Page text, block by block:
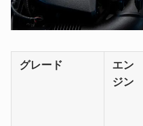
グレード
エン
ジン